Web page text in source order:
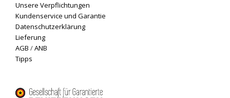
Unsere Verpflichtungen
Kundenservice und Garantie
Datenschutzerklärung
Lieferung
AGB /ANB
Tipps